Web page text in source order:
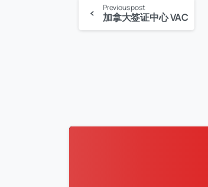
Continue
Previous post
加拿大签证中心 VAC